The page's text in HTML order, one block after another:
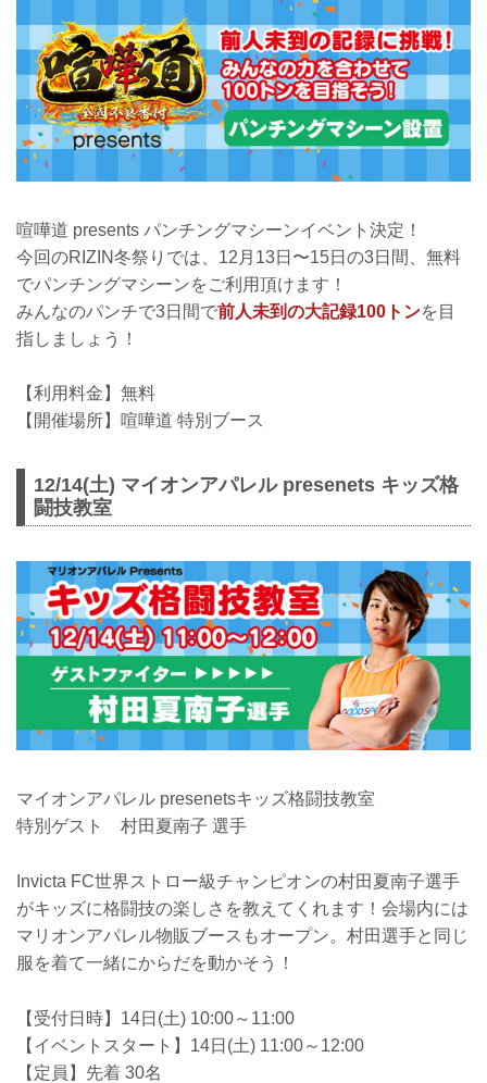
喧嘩道 presents パンチングマシーンイベント決定！
今回のRIZIN冬祭りでは、12月13日〜15日の3日間、無料
でパンチングマシーンをご利用頂けます！
みんなのパンチで3日間で前人未到の大記録100トンを目
指しましょう！
【利用料金】無料
【開催場所】喧嘩道 特別ブース
12/14(土) マイオンアパレル presenets キッズ格
闘技教室
マイオンアパレル presenetsキッズ格闘技教室
特別ゲスト 村田夏南子 選手
Invicta FC世界ストロー級チャンピオンの村田夏南子選手
がキッズに格闘技の楽しさを教えてくれます！会場内には
マリオンアパレル物販ブースもオープン。村田選手と同じ
服を着て一緒にからだを動かそう！
【受付日時】14日(土) 10:00～11:00
【イベントスタート】14日(土) 11:00～12:00
【定員】先着 30名